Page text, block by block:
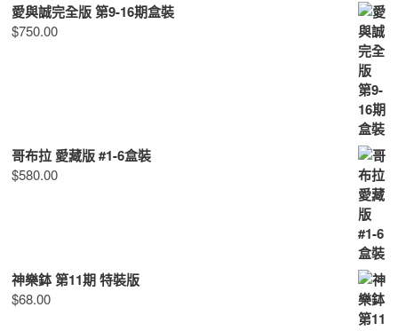
愛與誠完全版 第9-16期盒裝
$750.00
哥布拉 愛藏版 #1-6盒裝
$580.00
神樂鉢 第11期 特裝版
$68.00